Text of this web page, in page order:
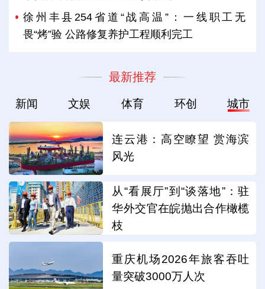
徐州丰县254省道“战高温”：一线职工无
畏“烤”验 公路修复养护工程顺利完工
最新推荐
新闻 文娱 体育 环创 城市
连云港：高空瞭望 赏海滨
风光
从“看展厅”到“谈落地”：驻
华外交官在皖抛出合作橄榄
枝
重庆机场2026年旅客吞吐
量突破3000万人次